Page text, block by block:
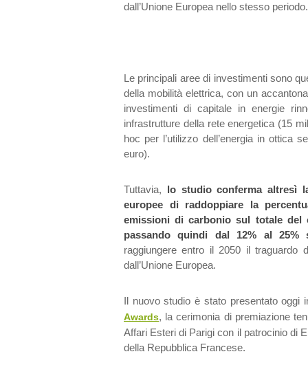
dall’Unione Europea nello stesso periodo.
Le principali aree di investimenti sono
della mobilità elettrica, con un
investimenti di capitale in energie
infrastrutture della rete energetica (15
hoc per l’utilizzo dell’energia in ottica
euro).
Tuttavia, lo studio conferma altresì
europee di raddoppiare la
emissioni di carbonio sul totale del
passando quindi dal 12% al 25%
raggiungere entro il 2050 il traguardo
dall’Unione Europea.
Il nuovo studio è stato presentato oggi
Awards, la cerimonia di premiazione
Affari Esteri di Parigi con il patrocinio di
della Repubblica Francese.